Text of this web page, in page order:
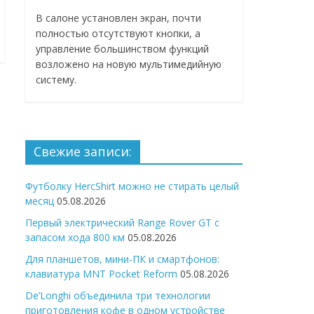
В салоне установлен экран, почти
полностью отсутствуют кнопки, а
управление большинством функций
возложено на новую мультимедийную
систему.
Свежие записи:
Футболку HercShirt можно не стирать целый
месяц 05.08.2026
Первый электрический Range Rover GT с
запасом хода 800 км 05.08.2026
Для планшетов, мини-ПК и смартфонов:
клавиатура MNT Pocket Reform 05.08.2026
De’Longhi объединила три технологии
приготовления кофе в одном устройстве